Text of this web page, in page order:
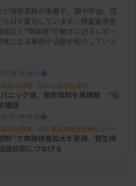
勧奨につながる歯周病リスク
医師会と歯科医師会が共同で
ている。作成作業では医師
がデータの分析・評価などを
揮している。
っては、2023年1月に、市内
力を得て、歯科受診者約100
検査を実施する臨床研究を実
唾液検査の性能評価を行っ
技術革新の進展や、国や学会、団
日々変化しています。検査室運営
など“現場発”の動きに迫るレポー
になる事例や活動を紹介していき
06:00
検査の現場 #32 山形済生病院
ニック値、報告体制を再構築 “伝
確認
06:00
検査の現場 #31 桑名市総合医療センター
制”で病理検査拡大を実現 腎生検
速診断につなげる